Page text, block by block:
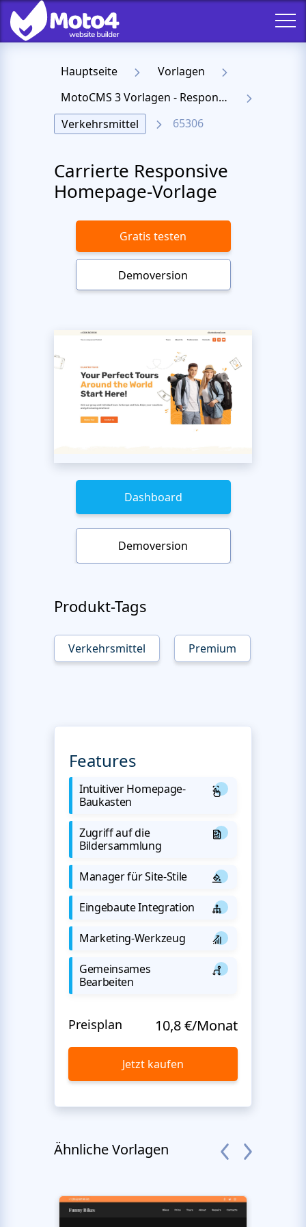
Hauptseite
Vorlagen
MotoCMS 3 Vorlagen - Responsive Templates für Website
Verkehrsmittel
65306
Carrierte Responsive
Homepage-Vorlage
Gratis testen
Demoversion
Dashboard
Demoversion
Produkt-Tags
Verkehrsmittel Premium
Features
Intuitiver Homepage-
Baukasten
Zugriff auf die
Bildersammlung
Manager für Site-Stile
Eingebaute Integration
Marketing-Werkzeug
Gemeinsames
Bearbeiten
Preisplan 10,8 €/Monat
Jetzt kaufen
Ähnliche Vorlagen